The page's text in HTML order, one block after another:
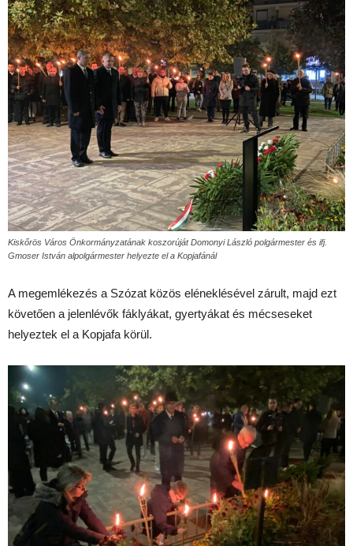
Kiskőrös Város Önkormányzatának koszorúját Domonyi László polgármester és ifj.
Gmoser István alpolgármester helyezte el a Kopjafánál
A megemlékezés a Szózat közös eléneklésével zárult, majd ezt
követően a jelenlévők fáklyákat, gyertyákat és mécseseket
helyeztek el a Kopjafa körül.